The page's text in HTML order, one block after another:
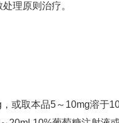
理原则治疗。
或取本品5～10mg溶于